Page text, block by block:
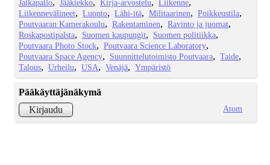
Jalkapallo
Jääkiekko Kirja-arvostelu
Liikenne
Liikennevälineet
Luonto Lähi-itä Militaarinen
Poikkeustila
Poutvaaran Kamerakoulu
Rakentaminen
Ravinto ja juomat
Roskapostipalsta
Suomen kaupungit
Suomen politiikka
Poutvaara Photo Stock
Poutvaara Science Laboratory
Poutvaara Space Agency
Suunnittelutoimisto Poutvaara
Taide
Talous
Urheilu USA Venäjä Ympäristö
Pääkäyttäjänäkymä
Kirjaudu
Atom